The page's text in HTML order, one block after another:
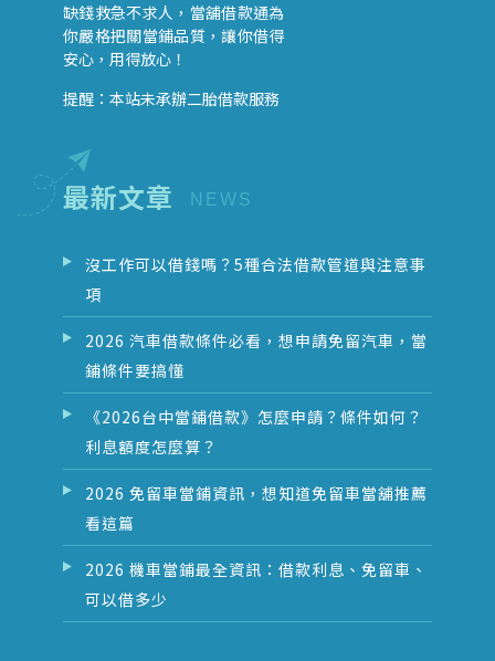
缺錢救急不求人，當舖借款通為
你嚴格把關當鋪品質，讓你借得
安心，用得放心！
提醒：本站未承辦二胎借款服務
最新文章
沒工作可以借錢嗎？5種合法借款管道與注意事
項
2026 汽車借款條件必看，想申請免留汽車，當
鋪條件要搞懂
《2026台中當鋪借款》怎麼申請？條件如何？
利息額度怎麼算？
2026 免留車當鋪資訊，想知道免留車當舖推薦
看這篇
2026 機車當鋪最全資訊：借款利息、免留車、
可以借多少